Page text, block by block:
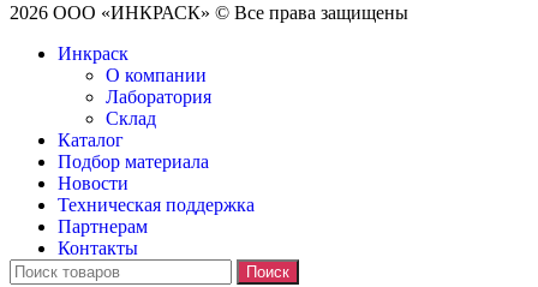
2026 ООО «ИНКРАСК» © Все права защищены
Инкраск
О компании
Лаборатория
Склад
Каталог
Подбор материала
Новости
Техническая поддержка
Партнерам
Контакты
Поиск